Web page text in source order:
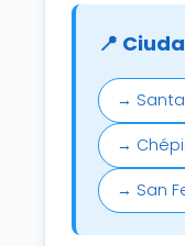
📍
→
→
→ San